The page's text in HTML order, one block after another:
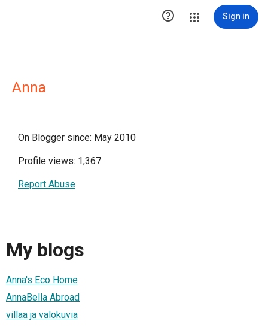
 Sign in
Anna
On Blogger since: May 2010
Profile views: 1,367
Report Abuse
My blogs
Anna's Eco Home
AnnaBella Abroad
villaa ja valokuvia